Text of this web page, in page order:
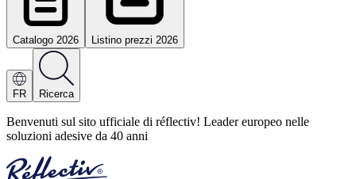
Catalogo 2026 Listino prezzi 2026
FR Ricerca
Benvenuti sul sito ufficiale di réflectiv! Leader europeo nelle
soluzioni adesive da 40 anni